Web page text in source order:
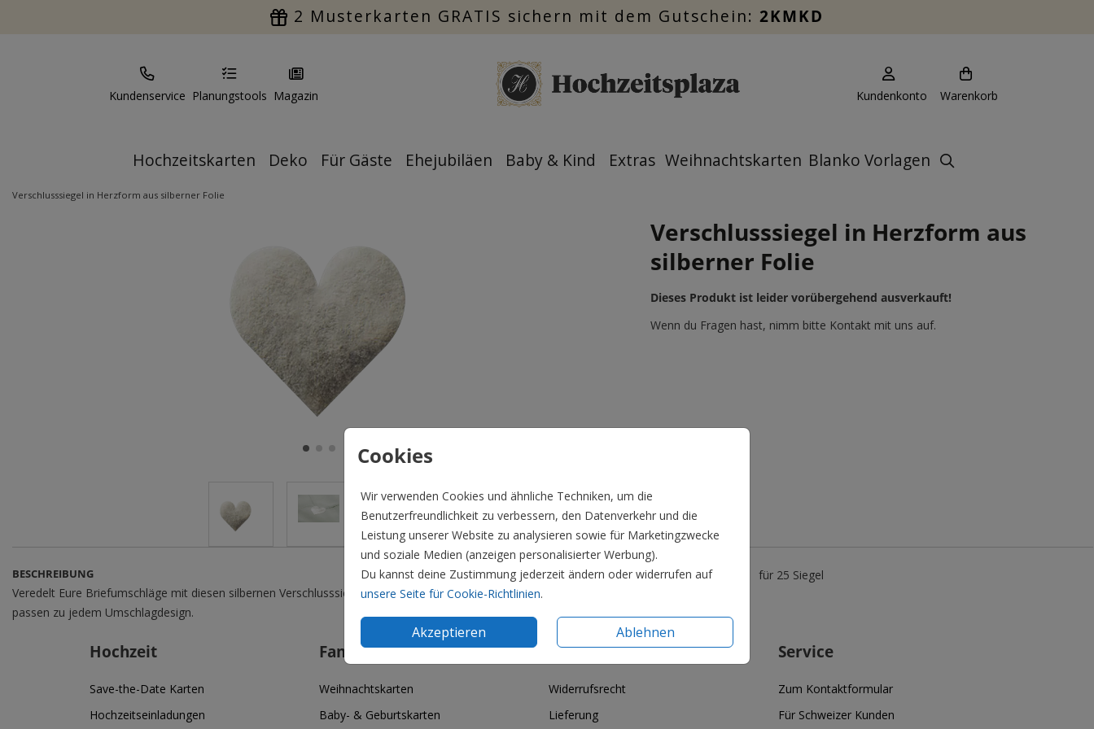
2 Musterkarten GRATIS sichern mit dem Gutschein: 2KMKD
Kundenservice Planungstools Magazin Kundenkonto Warenkorb
Hochzeitskarten Deko Für Gäste Ehejubiläen Baby & Kind Extras Weihnachtskarten Blanko Vorlagen
Cookies
Wir verwenden Cookies und ähnliche Techniken, um die
Benutzerfreundlichkeit zu verbessern, den Datenverkehr und die
Leistung unserer Website zu analysieren sowie für Marketingzwecke
und soziale Medien (anzeigen personalisierter Werbung).
Du kannst deine Zustimmung jederzeit ändern oder widerrufen auf
unsere Seite für Cookie-Richtlinien.
Akzeptieren Ablehnen
Verschlusssiegel in Herzform aus silberner Folie
Verschlusssiegel in Herzform aus
silberner Folie
Dieses Produkt ist leider vorübergehend ausverkauft!
Wenn du Fragen hast, nimm bitte Kontakt mit uns auf.
BESCHREIBUNG
Veredelt Eure Briefumschläge mit diesen silbernen Verschlusssiegeln. Die luxuriösen Siegel sind selbstklebend und
passen zu jedem Umschlagdesign.
Preis:6,50 € für 25 Siegel
Hochzeit
Save-the-Date Karten
Hochzeitseinladungen
Familie & Feiertage
Weihnachtskarten
Baby- & Geburtskarten
Informationen
Widerrufsrecht
Lieferung
Service
Zum Kontaktformular
Für Schweizer Kunden